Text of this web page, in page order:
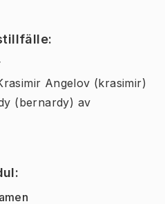
:
Angelov (krasimir)
(bernardy) av
: